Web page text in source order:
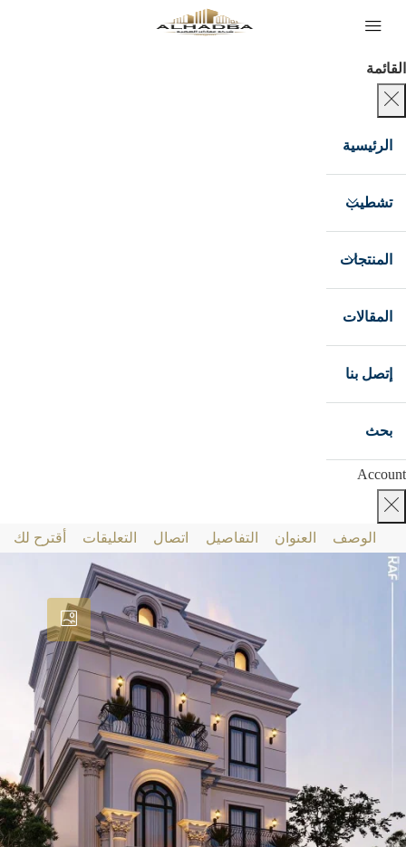
القائمة
الرئيسية
تشطيب
المنتجات
المقالات
إتصل بنا
بحث
Account
الوصف العنوان التفاصيل اتصال التعليقات أقترح لك